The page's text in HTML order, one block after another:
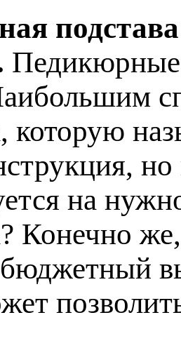
подстава
Педикюрные
которую
на
Конечно
бюджетный